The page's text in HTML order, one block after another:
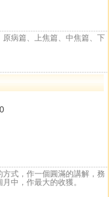
原病篇、上焦篇、中焦篇、下
方式，作一個圓滿的講解，務
中，作最大的收獲。